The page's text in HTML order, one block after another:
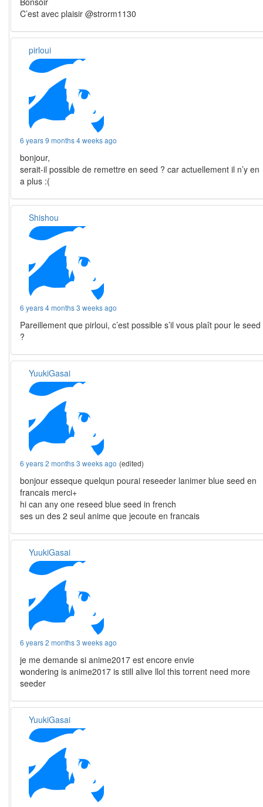
C’est avec plaisir @strorm1130
pirloui
6 years 9 months 4 weeks ago
bonjour,
serait-il possible de remettre en seed ? car actuellement il n’y en
a plus :(
Shishou
6 years 4 months 3 weeks ago
Pareillement que pirloui, c’est possible s’il vous plaît pour le seed
?
YuukiGasai
6 years 2 months 3 weeks ago (edited)
bonjour esseque quelqun pourai reseeder lanimer blue seed en
francais merci+
hi can any one reseed blue seed in french
ses un des 2 seul anime que jecoute en francais
YuukiGasai
6 years 2 months 3 weeks ago
je me demande si anime2017 est encore envie
wondering is anime2017 is still alive llol this torrent need more
seeder
YuukiGasai